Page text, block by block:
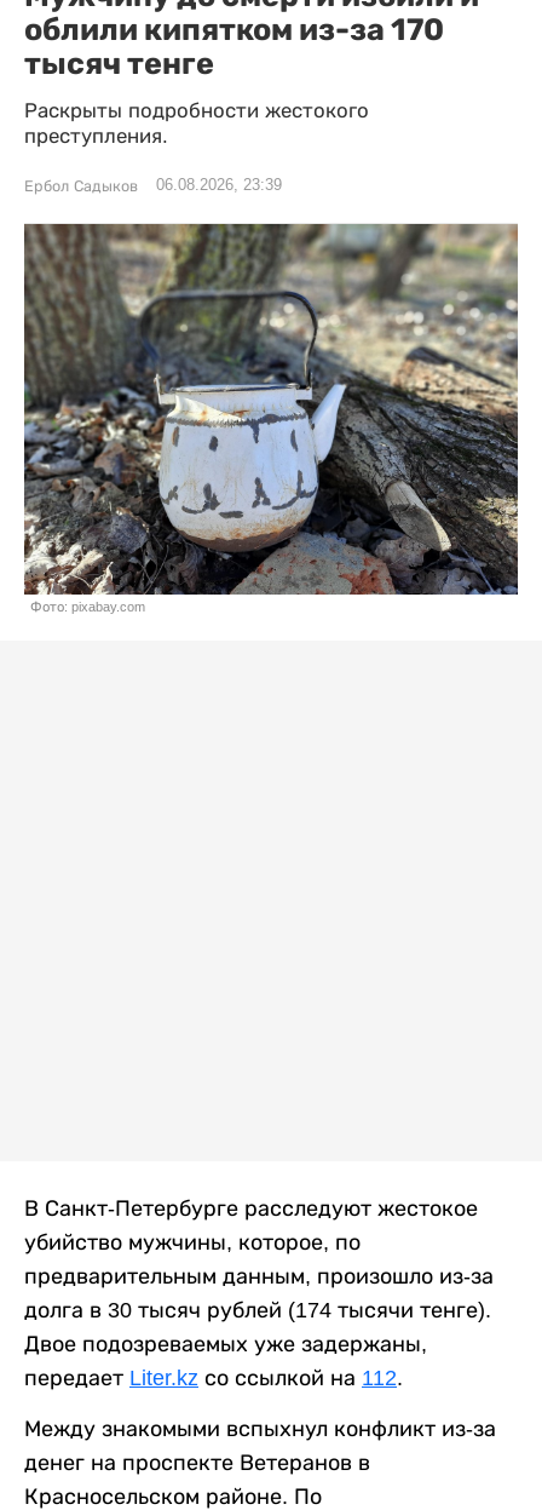
облили кипятком из-за 170
тысяч тенге
Раскрыты подробности жестокого
преступления.
Ербол Садыков 06.08.2026, 23:39
Фото: pixabay.com
В Санкт-Петербурге расследуют жестокое
убийство мужчины, которое, по
предварительным данным, произошло из-за
долга в 30 тысяч рублей (174 тысячи тенге).
Двое подозреваемых уже задержаны,
передает Liter.kz со ссылкой на 112.
Между знакомыми вспыхнул конфликт из-за
денег на проспекте Ветеранов в
Красносельском районе. По